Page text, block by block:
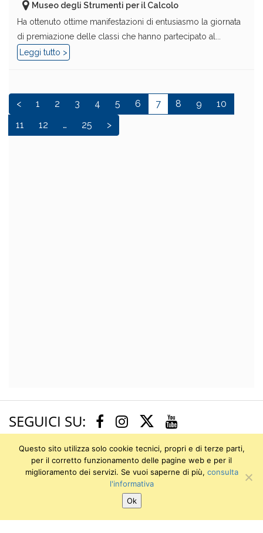
Museo degli Strumenti per il Calcolo
Ha ottenuto ottime manifestazioni di entusiasmo la giornata
di premiazione delle classi che hanno partecipato al...
Leggi tutto >
< 1 2 3 4 5 6 7 8 9
10
11
12 … 25 >
SEGUICI SU: Facebook
Instagram
Twitter
Museo degli Strumenti per il Calcolo
Questo sito utilizza solo cookie tecnici, propri e di terze parti,
per il corretto funzionamento delle pagine web e per il
miglioramento dei servizi. Se vuoi saperne di più, consulta
l'informativa
Ok